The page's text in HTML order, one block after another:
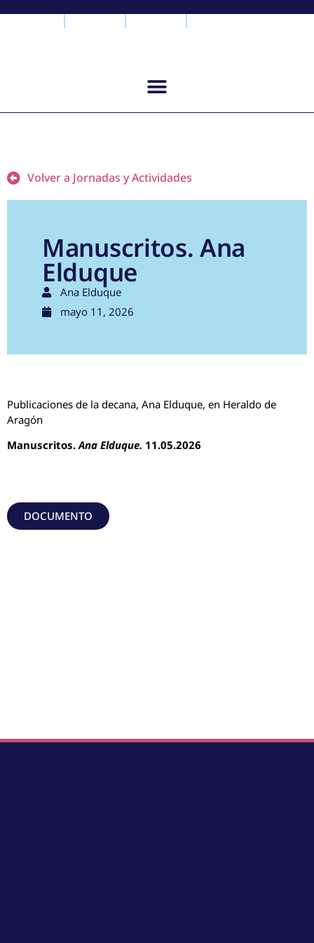
Volver a Jornadas y Actividades
Manuscritos. Ana
Elduque
Ana Elduque
mayo 11, 2026
Publicaciones de la decana, Ana Elduque, en Heraldo de
Aragón
Manuscritos.Ana Elduque. 11.05.2026
DOCUMENTO